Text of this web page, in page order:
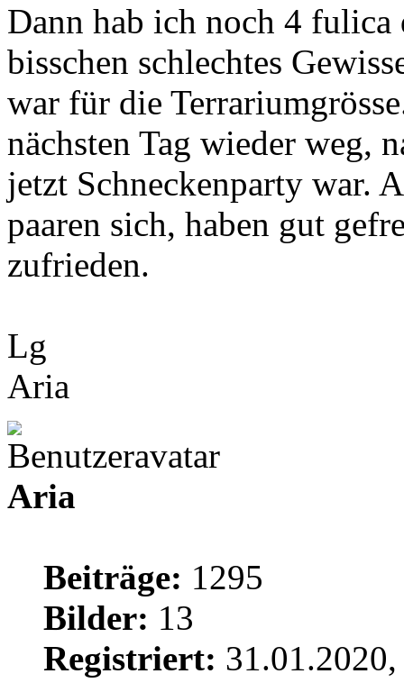
Dann hab ich noch 4 fulica
bisschen schlechtes
war für die
nächsten Tag wieder weg,
jetzt Schneckenparty war.
paaren sich, haben gut
zufrieden.
Lg
Aria
Aria
Beiträge: 1295
Bilder: 13
Registriert: